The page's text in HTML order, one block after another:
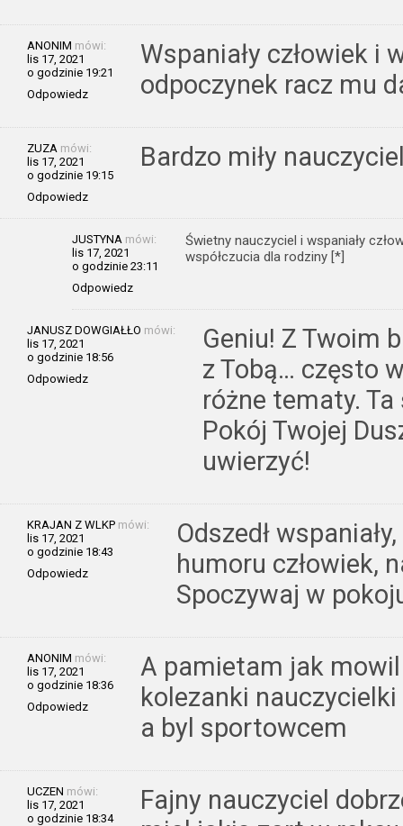
ANONIM mówi:
lis 17, 2021
o godzinie 19:21
Odpowiedz
Wspaniały człowiek i
odpoczynek racz mu
ZUZA mówi:
lis 17, 2021
o godzinie 19:15
Odpowiedz
Bardzo miły
JUSTYNA mówi:
lis 17, 2021
o godzinie 23:11
Odpowiedz
Świetny nauczyciel i wspaniały
współczucia dla rodziny [*]
JANUSZ DOWGIAŁŁO mówi:
lis 17, 2021
o godzinie 18:56
Odpowiedz
Geniu! Z Twoim
z Tobą… często
różne tematy.
Pokój Twojej
uwierzyć!
KRAJAN Z WLKP mówi:
lis 17, 2021
o godzinie 18:43
Odpowiedz
Odszedł
humoru człowiek,
Spoczywaj w
ANONIM mówi:
lis 17, 2021
o godzinie 18:36
Odpowiedz
A pamietam jak
kolezanki
a byl sportowcem
UCZEN mówi:
lis 17, 2021
o godzinie 18:34
Fajny nauczyciel